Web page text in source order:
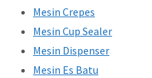
Mesin Crepes
Mesin Cup Sealer
Mesin Dispenser
Mesin Es Batu